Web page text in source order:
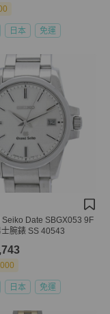
日本 免運
Date SBGX053 9F
腕錶 SS 40543
日本 免運